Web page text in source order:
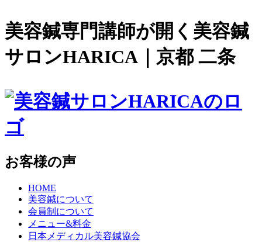
美容鍼専門講師が開く美容鍼
サロンHARICA｜京都 二条
お客様の声
HOME
美容鍼について
会員制について
メニュー&料金
日本メディカル美容鍼協会